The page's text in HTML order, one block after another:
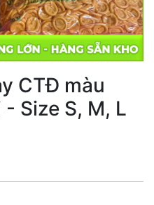
CTĐ màu
Size S, M, L